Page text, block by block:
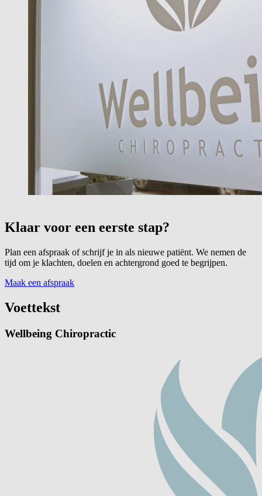
Klaar voor een eerste stap?
Plan een afspraak of schrijf je in als nieuwe patiënt. We nemen de
tijd om je klachten, doelen en achtergrond goed te begrijpen.
Maak een afspraak
Voettekst
Wellbeing Chiropractic